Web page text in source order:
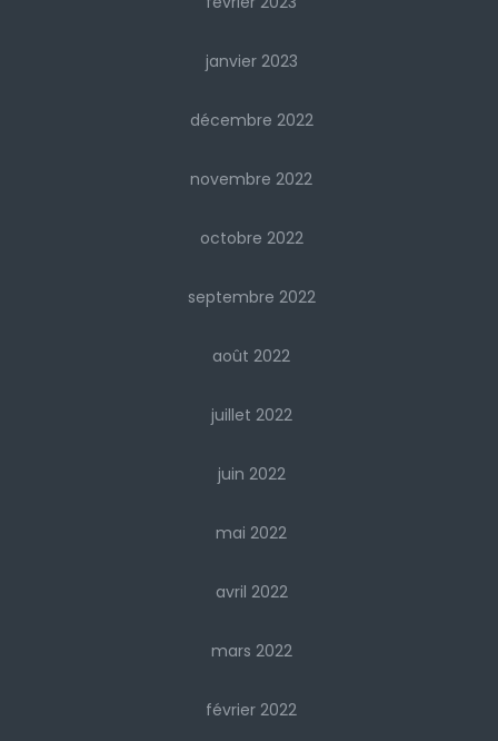
janvier 2023
décembre 2022
novembre 2022
octobre 2022
septembre 2022
août 2022
juillet 2022
juin 2022
mai 2022
avril 2022
mars 2022
février 2022